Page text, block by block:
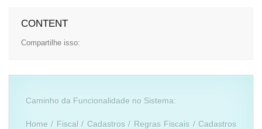
CONTENT
Compartilhe isso:
Caminho da Funcionalidade no Sistema:
Home / Fiscal / Cadastros / Regras Fiscais / Cadastros